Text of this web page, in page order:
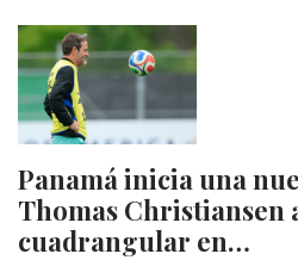
Panamá inicia una
Thomas Christiansen
cuadrangular en…